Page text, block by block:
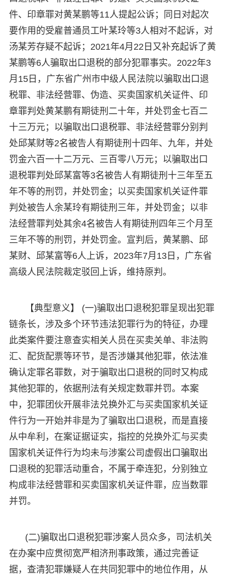
件、印章罪对黄某鹏等11人提起公诉；同日对起次
要作用的受雇普通员工叶某玲等3人相对不起诉，对
汤某芳存疑不起诉；2021年4月22日又补充起诉了黄
某鹏等6人骗取出口退税的部分犯罪事实。2022年3
月15日，广东省广州市中级人民法院以骗取出口退
税罪、非法经营罪、伪造、买卖国家机关证件、印
章罪判处黄某鹏有期徒刑二十年，并处罚金七百二
十三万元；以骗取出口退税罪、非法经营罪分别判
处邱某财等2名被告人有期徒刑十四年、九年，并处
罚金六百一十二万元、三百零八万元；以骗取出口
退税罪判处邱某富等3名被告人有期徒刑十三年至五
年不等的刑罚，并处罚金；以买卖国家机关证件罪
判处被告人余某玲有期徒刑三年，并处罚金；以非
法经营罪判处其余4名被告人有期徒刑四年三个月至
三年不等的刑罚，并处罚金。宣判后，黄某鹏、邱
某财、邱某富等6人上诉，2023年7月13日，广东省
高级人民法院裁定驳回上诉，维持原判。
【典型意义】 (一)骗取出口退税犯罪呈现出犯罪
链条长，涉及多个环节违法犯罪行为的特征，办理
此类案件要注意查实相关人员在买卖关单、非法购
汇、配货配票等环节，是否涉嫌其他犯罪，依法准
确认定罪名罪数，对于骗取出口退税的同时又构成
其他犯罪的，依据刑法有关规定数罪并罚。本案
中，犯罪团伙开展非法兑换外汇与买卖国家机关证
件行为一开始并非是为了骗取出口退税，而是直接
从中牟利，在案证据证实，指控的兑换外汇与买卖
国家机关证件行为均未与涉案公司虚假出口骗取出
口退税的犯罪活动重合，不属于牵连犯，分别独立
构成非法经营罪和买卖国家机关证件罪，应当数罪
并罚。
(二)骗取出口退税犯罪涉案人员众多，司法机关
在办案中应贯彻宽严相济刑事政策，通过完善证
据，查清犯罪嫌疑人在共同犯罪中的地位作用，从